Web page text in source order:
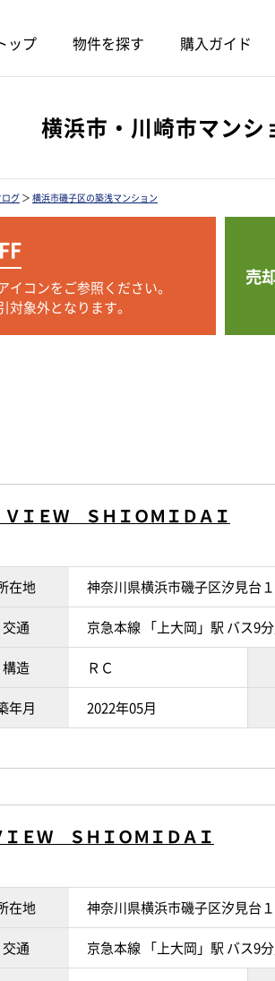
ップ 物件を探す 購入ガイド
横浜市・川崎市マンシ
グ ＞ 横浜市磯子区の築浅マンション
コンをご参照ください。
象外となります。
売
ＩＥＷ ＳＨＩＯＭＩＤＡＩ
在地 神奈川県横浜市磯子区汐見台
交通 京急本線 「上大岡」駅 バス9
構造 ＲＣ
年月 2022年05月
ＥＷ ＳＨＩＯＭＩＤＡＩ
在地 神奈川県横浜市磯子区汐見台
交通 京急本線 「上大岡」駅 バス9